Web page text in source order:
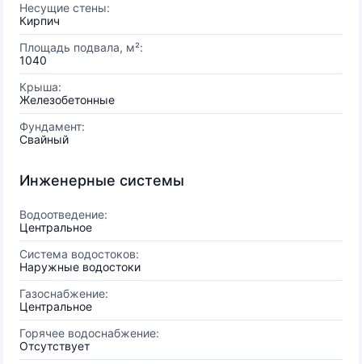
Несущие стены:
Кирпич
Площадь подвала, м²:
1040
Крыша:
Железобетонные
Фундамент:
Свайный
Инженерные системы
Водоотведение:
Центральное
Система водостоков:
Наружные водостоки
Газоснабжение:
Центральное
Горячее водоснабжение:
Отсутствует